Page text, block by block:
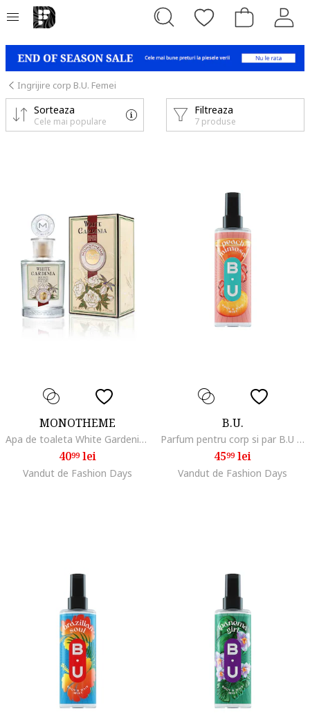
Ingrijire corp B.U. Femei
Filtreaza
7 produse
Sorteaza
Cele mai populare
MONOTHEME
Apa de toaleta White Gardenia 100 ml
4099lei
Vandut de Fashion Days
B.U.
Parfum pentru corp si par B.U Peach Mimosa, 200 ml
4599lei
Vandut de Fashion Days